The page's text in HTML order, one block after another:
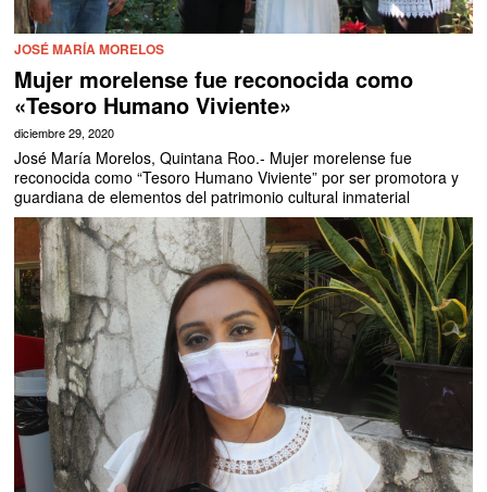
JOSÉ MARÍA MORELOS
Mujer morelense fue reconocida como
«Tesoro Humano Viviente»
diciembre 29, 2020
José María Morelos, Quintana Roo.- Mujer morelense fue
reconocida como “Tesoro Humano Viviente” por ser promotora y
guardiana de elementos del patrimonio cultural inmaterial